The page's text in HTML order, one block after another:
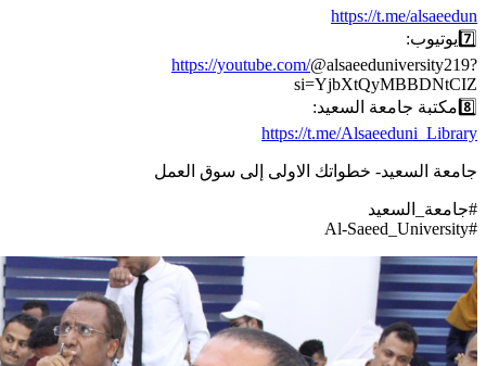
https://t.me/alsaeedun
7️⃣يوتيوب:
https://youtube.com/@alsaeeduniversity219?
si=YjbXtQyMBBDNtCIZ
8️⃣مكتبة جامعة السعيد:
https://t.me/Alsaeeduni_Library
جامعة السعيد- خطواتك الاولى إلى سوق العمل
#جامعة_السعيد
#Al-Saeed_University